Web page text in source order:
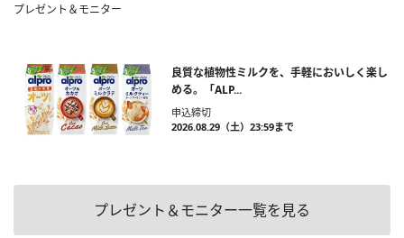
プレゼント＆モニター
良質な植物性ミルクを、手軽においしく楽し
める。「ALP...
申込締切
2026.08.29（土）23:59まで
プレゼント＆モニター一覧を見る